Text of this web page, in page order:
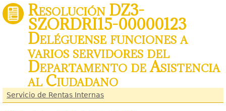
Resolución DZ3-
SZORDRI15-00000123
Deléguense funciones a
varios servidores del
Departamento de Asistencia
al Ciudadano
Servicio de Rentas Internas